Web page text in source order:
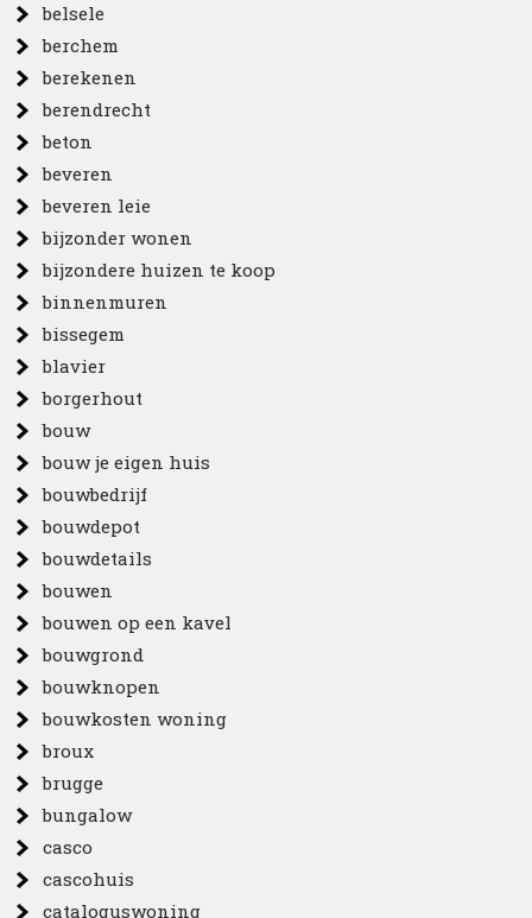
belsele
berchem
berekenen
berendrecht
beton
beveren
beveren leie
bijzonder wonen
bijzondere huizen te koop
binnenmuren
bissegem
blavier
borgerhout
bouw
bouw je eigen huis
bouwbedrijf
bouwdepot
bouwdetails
bouwen
bouwen op een kavel
bouwgrond
bouwknopen
bouwkosten woning
broux
brugge
bungalow
casco
cascohuis
cataloguswoning